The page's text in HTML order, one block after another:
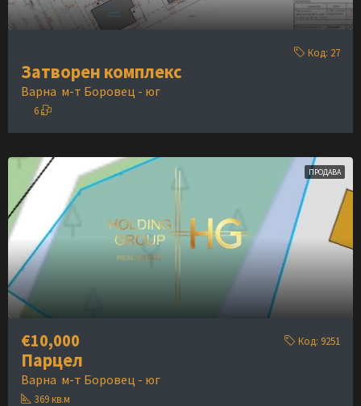
Код: 27
Затворен комплекс
Варна м-т Боровец - юг
6
ПРОДАВА
€10,000 Код: 9251
Парцел
Варна м-т Боровец - юг
369 кв.м